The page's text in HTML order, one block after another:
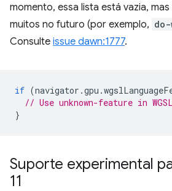
momento, essa lista está vazia,
muitos no futuro (por exemplo,
Consulte issue dawn:1777.
if (navigator .gpu .
// Use unknown-feature in
}
Suporte experimental
11